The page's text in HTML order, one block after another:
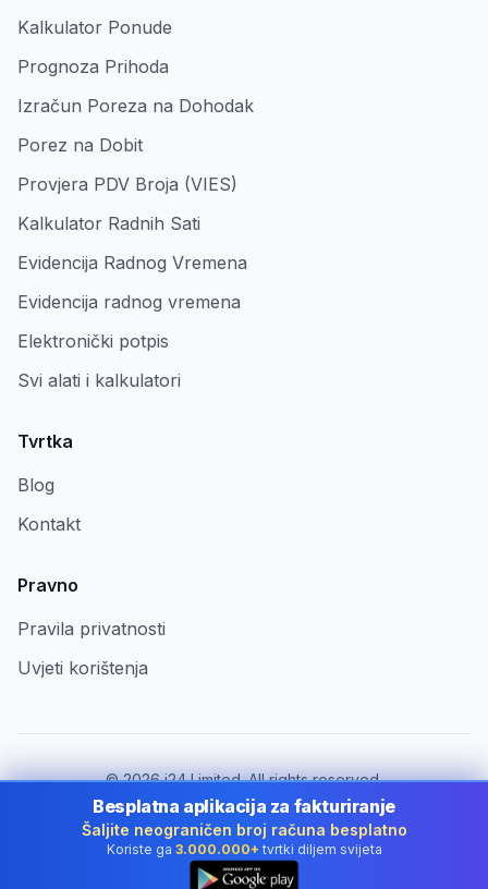
Kalkulator Ponude
Prognoza Prihoda
Izračun Poreza na Dohodak
Porez na Dobit
Provjera PDV Broja (VIES)
Kalkulator Radnih Sati
Evidencija Radnog Vremena
Evidencija radnog vremena
Elektronički potpis
Svi alati i kalkulatori
Tvrtka
Blog
Kontakt
Pravno
Pravila privatnosti
Uvjeti korištenja
©2026i24 Limited. All rights reserved.
Za tvrtke u Croatia
Promijeni državu:
Croatia
Besplatna aplikacija za fakturiranje
Šaljite neograničen broj računa besplatno
Koriste ga 3.000.000+ tvrtki diljem svijeta